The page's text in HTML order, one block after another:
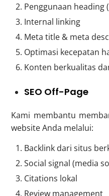
Penggunaan heading
Internal linking
Meta title & meta
Optimasi kecepatan
Konten berkualitas
SEO Off-Page
Kami membantu
website Anda melalui:
Backlink dari situs
Social signal (media
Citations lokal
Review management